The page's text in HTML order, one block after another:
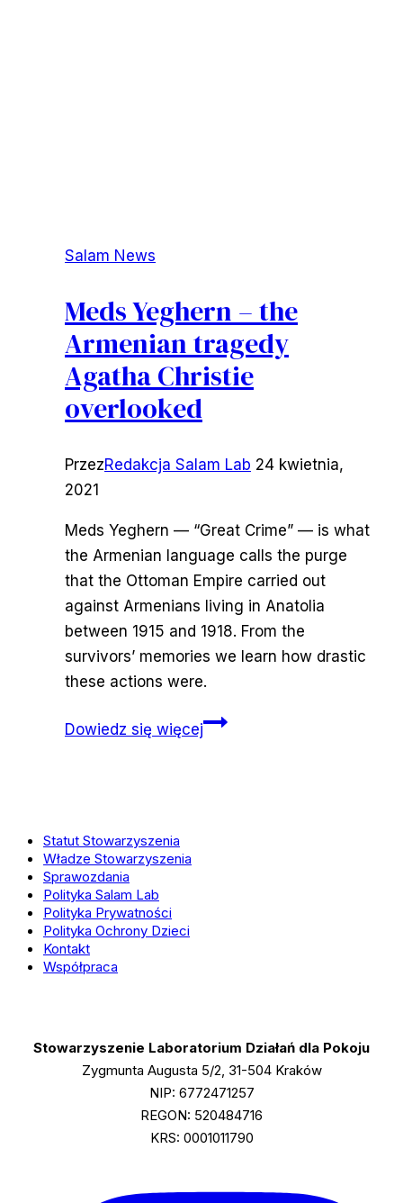
Salam News
Meds Yeghern – the
Armenian tragedy
Agatha Christie
overlooked
PrzezRedakcja Salam Lab 24 kwietnia,
2021
Meds Yeghern — “Great Crime” — is what
the Armenian language calls the purge
that the Ottoman Empire carried out
against Armenians living in Anatolia
between 1915 and 1918. From the
survivors’ memories we learn how drastic
these actions were.
Dowiedz się więcejMeds
Statut Stowarzyszenia
Władze Stowarzyszenia
Sprawozdania
Polityka Salam Lab
Polityka Prywatności
Polityka Ochrony Dzieci
Kontakt
Współpraca
Stowarzyszenie Laboratorium Działań dla Pokoju
Zygmunta Augusta 5/2, 31-504 Kraków
NIP: 6772471257
REGON: 520484716
KRS: 0001011790